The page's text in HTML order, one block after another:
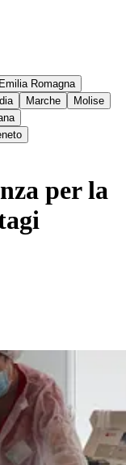
Emilia Romagna
Marche
Molise
per la